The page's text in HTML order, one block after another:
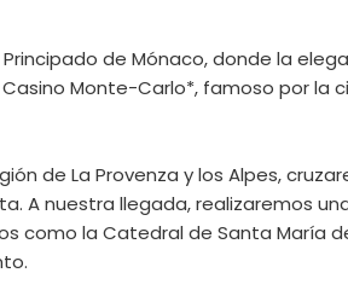
de Mónaco, donde la
Monte-Carlo*, famoso por la
de La Provenza y los Alpes,
A nuestra llegada, realizaremos
como la Catedral de Santa María